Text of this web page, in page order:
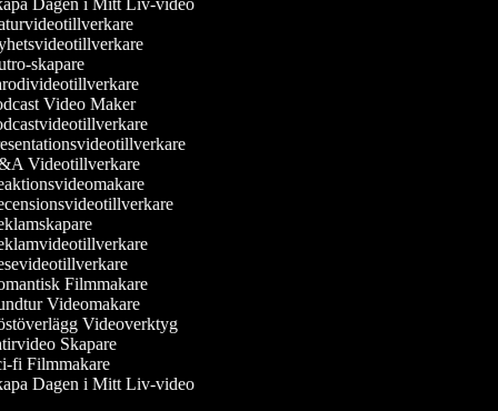
Dagen i Mitt Liv-video
skapare
Video Maker
Videotillverkare
Filmmakare
Videomakare
Videoverktyg
Skapare
fi Filmmakare
Dagen i Mitt Liv-video